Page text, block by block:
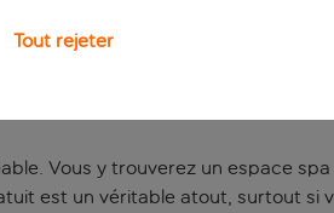
pour une escapade en ville si
et la ligne de tram 31 vous
calme en fin de journée.
Vous y trouverez un espace
est un véritable atout, surtout si
Tout rejeter